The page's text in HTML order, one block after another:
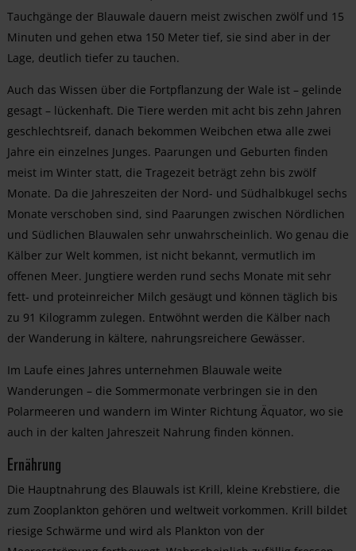
Tauchgänge der Blauwale dauern meist zwischen zwölf und 15
Minuten und gehen etwa 150 Meter tief, sie sind aber in der
Lage, deutlich tiefer zu tauchen.
Auch das Wissen über die Fortpflanzung der Wale ist – gelinde
gesagt – lückenhaft. Die Tiere werden mit acht bis zehn Jahren
geschlechtsreif, danach bekommen Weibchen etwa alle zwei
Jahre ein einzelnes Junges. Paarungen und Geburten finden
meist im Winter statt, die Tragezeit beträgt zehn bis zwölf
Monate. Da die Jahreszeiten der Nord- und Südhalbkugel sechs
Monate verschoben sind, sind Paarungen zwischen Nördlichen
und Südlichen Blauwalen sehr unwahrscheinlich. Wo genau die
Kälber zur Welt kommen, ist nicht bekannt, vermutlich im
offenen Meer. Jungtiere werden rund sechs Monate mit sehr
fett- und proteinreicher Milch gesäugt und können täglich bis
zu 91 Kilogramm zulegen. Entwöhnt werden die Kälber nach
der Wanderung in kältere, nahrungsreichere Gewässer.
Im Laufe eines Jahres unternehmen Blauwale weite
Wanderungen – die Sommermonate verbringen sie in den
Polarmeeren und wandern im Winter Richtung Äquator, wo sie
auch in der kalten Jahreszeit Nahrung finden können.
Ernährung
Die Hauptnahrung des Blauwals ist Krill, kleine Krebstiere, die
zum Zooplankton gehören und weltweit vorkommen. Krill bildet
riesige Schwärme und wird als Plankton von der